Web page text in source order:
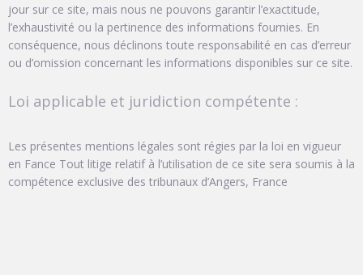
jour sur ce site, mais nous ne pouvons garantir l’exactitude,
l’exhaustivité ou la pertinence des informations fournies. En
conséquence, nous déclinons toute responsabilité en cas d’erreur
ou d’omission concernant les informations disponibles sur ce site.
Loi applicable et juridiction compétente :
Les présentes mentions légales sont régies par la loi en vigueur
en Fance Tout litige relatif à l’utilisation de ce site sera soumis à la
compétence exclusive des tribunaux d’Angers, France